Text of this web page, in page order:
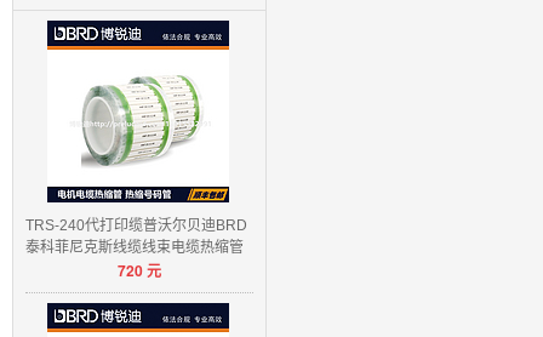
TRS-240代打印缆普沃尔贝迪BRD
泰科菲尼克斯线缆线束电缆热缩管
720元